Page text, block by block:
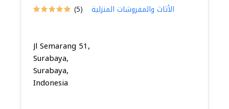
(5) الأثاث والمفروشات المنزلية
Jl Semarang 51,
Surabaya,
Surabaya,
Indonesia